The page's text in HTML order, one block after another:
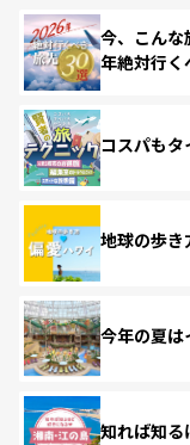
今、こんな
年絶対行く
コスパも
地球の歩
今年の夏は
知れば知る